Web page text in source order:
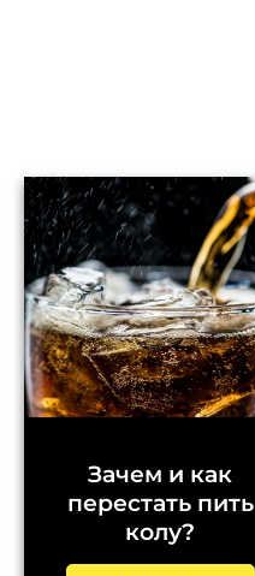
Зачем и как
перестать пить
колу?